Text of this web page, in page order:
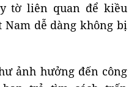
tờ liên quan để kiều
Nam dễ dàng không bị
ảnh hưởng đến công